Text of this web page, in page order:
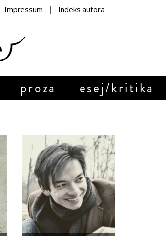
Impressum Indeks autora
proza esej/kritika